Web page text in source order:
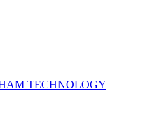
TECHNOLOGY